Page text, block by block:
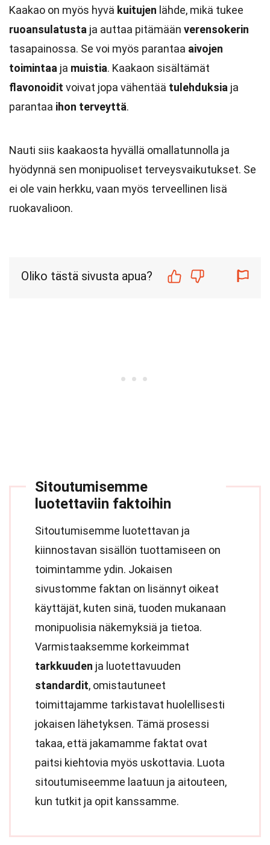
Kaakao on myös hyvä kuitujen lähde, mikä tukee
ruoansulatusta ja auttaa pitämään verensokerin
tasapainossa. Se voi myös parantaa aivojen
toimintaa ja muistia. Kaakaon sisältämät
flavonoidit voivat jopa vähentää tulehduksia ja
parantaa ihon terveyttä.
Nauti siis kaakaosta hyvällä omallatunnolla ja
hyödynnä sen monipuoliset terveysvaikutukset. Se
ei ole vain herkku, vaan myös terveellinen lisä
ruokavalioon.
Oliko tästä sivusta apua?
Sitoutumisemme
luotettaviin faktoihin
Sitoutumisemme luotettavan ja
kiinnostavan sisällön tuottamiseen on
toimintamme ydin. Jokaisen
sivustomme faktan on lisännyt oikeat
käyttäjät, kuten sinä, tuoden mukanaan
monipuolisia näkemyksiä ja tietoa.
Varmistaaksemme korkeimmat
tarkkuuden ja luotettavuuden
standardit, omistautuneet
toimittajamme tarkistavat huolellisesti
jokaisen lähetyksen. Tämä prosessi
takaa, että jakamamme faktat ovat
paitsi kiehtovia myös uskottavia. Luota
sitoutumiseemme laatuun ja aitouteen,
kun tutkit ja opit kanssamme.